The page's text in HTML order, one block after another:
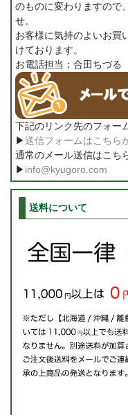
のものに変わりますので
せ。
お客様に気持のよいお買
けております。
お電話担当：合田ちづる
下記のリンク先のフォー
▶送信フォームはこちら
通常のメール送信はこち
▶ info@kyugoro.com
送料について